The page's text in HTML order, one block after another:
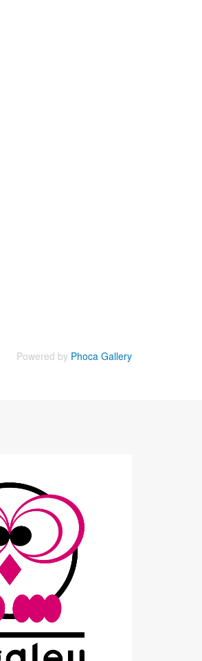
Powered by Phoca Gallery